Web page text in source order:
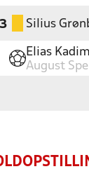
Silius
Elias Kadim
August